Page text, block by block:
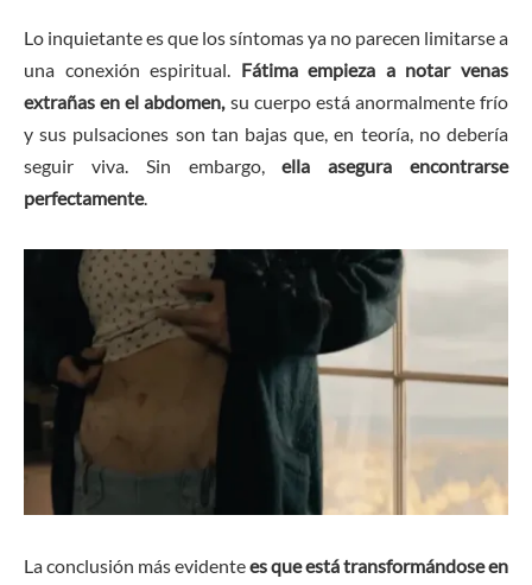
Lo inquietante es que los síntomas ya no parecen limitarse a
una conexión espiritual. Fátima empieza a notar venas
extrañas en el abdomen,su cuerpo está anormalmente frío
y sus pulsaciones son tan bajas que, en teoría, no debería
seguir viva. Sin embargo,ella asegura encontrarse
perfectamente.
La conclusión más evidentees que está transformándose en